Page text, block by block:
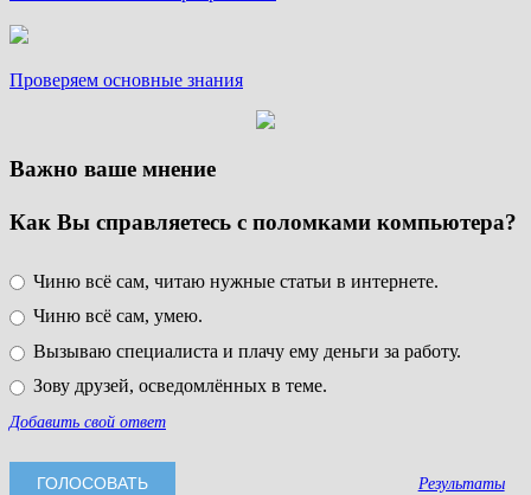
Проверяем основные знания
Важно ваше мнение
Как Вы справляетесь с поломками компьютера?
Чиню всё сам, читаю нужные статьи в интернете.
Чиню всё сам, умею.
Вызываю специалиста и плачу ему деньги за работу.
Зову друзей, осведомлённых в теме.
Добавить свой ответ
Результаты